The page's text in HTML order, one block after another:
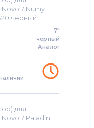
7 Numy
черный
7"
черный
Аналог
для
7 Paladin